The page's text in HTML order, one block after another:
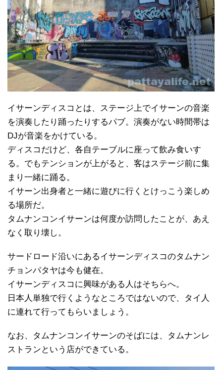
イサーンディスコとは、ステージ上でイサーンの音楽
を演奏したり踊ったりするパブ。演奏がない時間帯は
DJが音楽をかけている。
ディスコだけど、各自テーブルに座って飲み食いす
る。でもテンションが上がると、客はステージ前に集
まり一緒に踊る。
イサーン出身者と一緒に遊びに行くとけっこう楽しめ
る場所だ。
タムナンコンイサーンは何度か訪問したことが、あえ
なく取り壊し。
サードロード沿いにあるイサーンディスコのタムナン
チョンパタヤは今も健在。
イサーンディスコに興味がある人はそちらへ。
日本人単独で行くようなところではないので、タイ人
に連れて行ってもらいましょう。
なお、タムナンコンイサーンのそばには、タムナンレ
ストランという店ができている。